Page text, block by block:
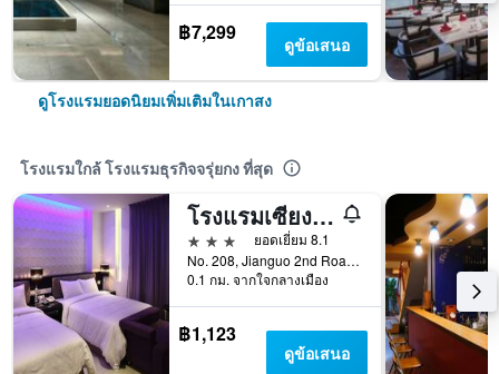
฿7,299 ดูข้อเสนอ
ดูโรงแรมยอดนิยมเพิ่มเติมในเกาสง
โรงแรมใกล้ โรงแรมธุรกิจจรุ่ยกง ที่สุด
โรงแรมเซียงเกอรีลา
3 ดาว
ยอดเยี่ยม 8.1
No. 208, Jianguo 2nd Road, เกาสง, ไต้หวัน
0.1 กม. จากใจกลางเมือง
฿1,123
ดูข้อเสนอ